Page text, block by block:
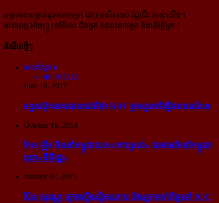
រក្សាភាពសម្ងាត់ជូនលោកអ្នក ជាក្រមសីលធម៌-​វិជ្ជាជីវៈ​របស់យើង។
មនោរម្យ.អាំងហ្វូ នៅទីនេះ ជិតអ្នក ដោយសារអ្នក និងដើម្បីអ្នក !
ដំណឹងថ្មីៗ
អានពិស្ដារ
301112
June 18, 2017
ហ្វេសប៊ុក​នគរបាល​ជាតិ​ថា K01 គ្មាន​តួនាទី​ធ្វើ​ចរាចរណ៍​ទេ
October 16, 2014
កែម ឡី៖ ចិន​នាំ​កម្ពុជា​យក​«កោះ​ត្រល់» ឯ​អាមេរិក​នាំ​កម្ពុជា​
យក​«នីតិរដ្ឋ»
January 07, 2015
ប៉ែន សុវណ្ណ គ្រោង​ប្តឹង​វៀតណាម និង​អ្នក​ពាក់​ព័ន្ធ​ទៅ ICC